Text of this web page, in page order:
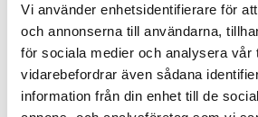
Vi använder enhetsidentifierare för
och annonserna till användarna,
för sociala medier och analysera vår
vidarebefordrar även sådana
information från din enhet till de